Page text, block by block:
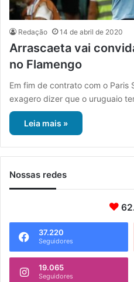
Redação 14 de abril de 2020
Arrascaeta vai
no Flamengo
Em fim de contrato com o Paris
exagero dizer que o uruguaio
Leia mais »
Nossas redes
37.220
Seguidores
19.065
Seguidores